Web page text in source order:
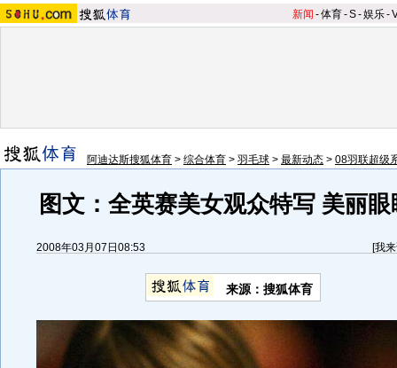
新闻 -体育-S-娱乐-
阿迪达斯搜狐体育 > 综合体育 > 羽毛球 > 最新动态 > 08羽联超级
图文：全英赛美女观众特写 美丽
2008年03月07日08:53 [我
来源：搜狐体育